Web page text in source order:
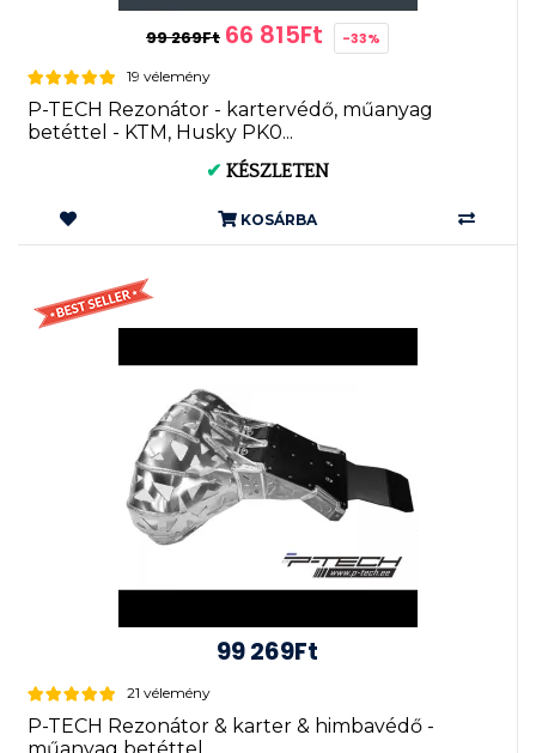
99 269Ft 66 815Ft -33%
19 vélemény
P-TECH Rezonátor - kartervédő, műanyag
betéttel - KTM, Husky PK0...
✔ KÉSZLETEN
KOSÁRBA
99 269Ft
21 vélemény
P-TECH Rezonátor & karter & himbavédő -